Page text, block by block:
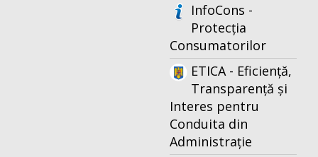
InfoCons -
Protecția
Consumatorilor
ETICA - Eficiență,
Transparență și
Interes pentru
Conduita din
Administrație